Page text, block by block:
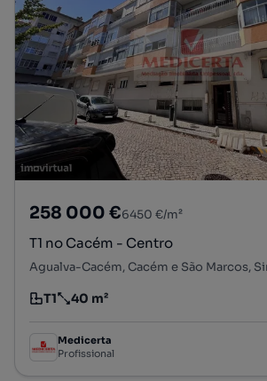
258 000 €6450 €/m²
T1 no Cacém - Centro
Agualva-Cacém, Cacém e São Marcos,
Tipologia
T1
Preço por metro quadrado
40 m²
Medicerta
Profissional